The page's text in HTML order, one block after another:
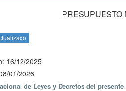
PRESUPUESTO
16/12/2025
01/2026
de Leyes y Decretos del